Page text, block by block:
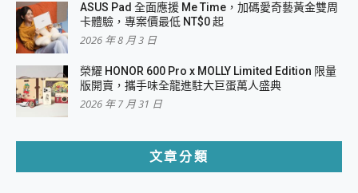
ASUS Pad 全面應援 Me Time，加碼愛奇藝黃金雙周
卡體驗，專案價最低 NT$0 起
2026 年 8 月 3 日
榮耀 HONOR 600 Pro x MOLLY Limited Edition 限量
版開賣，攜手味全龍進駐大巨蛋萬人盛典
2026 年 7 月 31 日
文章分類